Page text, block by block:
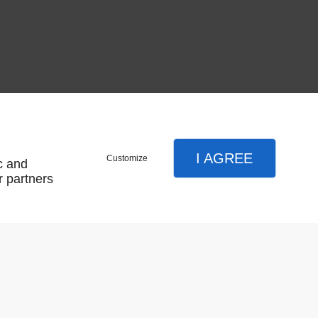
CYL EURO
and
partners
Customize I AGREE